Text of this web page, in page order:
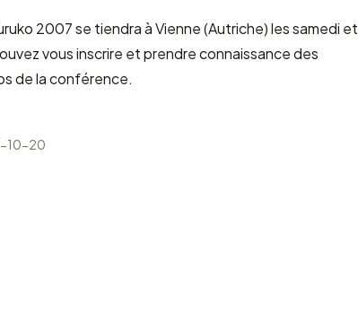
2007se tiendra àVienne(Autriche) les samedi et
vousinscrire et prendre connaissance des
de la conférence.
10-20